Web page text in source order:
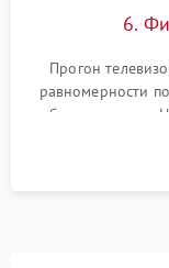
6.
Прогон
равномерности
работы разъемов
в рабочем